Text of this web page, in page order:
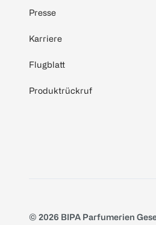
Presse
Karriere
Flugblatt
Produktrückruf
© 2026 BIPA Parfumerien